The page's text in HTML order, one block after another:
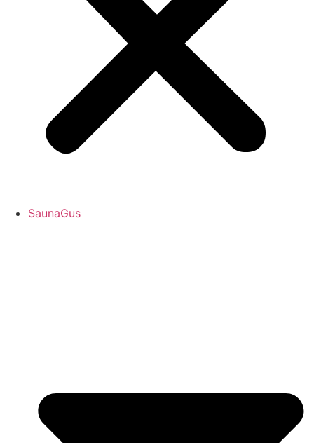
SaunaGus